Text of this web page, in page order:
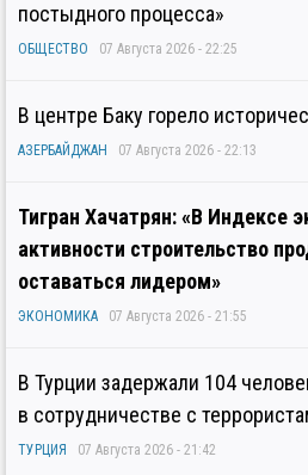
постыдного процесса»
ОБЩЕСТВО 07 Августа 2026 - 22:25
В центре Баку горело
АЗЕРБАЙДЖАН 07 Августа 2026 - 22:13
Тигран Хачатрян: «В Индексе
активности строительство
оставаться лидером»
ЭКОНОМИКА 07 Августа 2026 - 21:55
В Турции задержали 104
в сотрудничестве с
ТУРЦИЯ 07 Августа 2026 - 21:42